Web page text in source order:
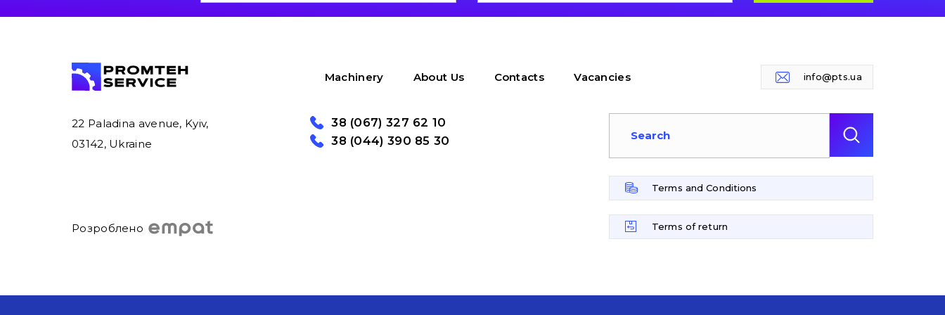
Machinery About Us Contacts Vacancies info@pts.ua
22 Paladina avenue, Kyiv,
03142, Ukraine
Розроблено
38 (067) 327 62 10
38 (044) 390 85 30
Terms and Conditions
Terms of return